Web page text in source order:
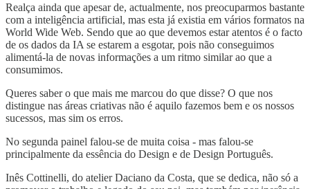
Realça ainda que apesar de, actualmente, nos preocuparmos bastante
com a inteligência artificial, mas esta já existia em vários formatos na
World Wide Web. Sendo que ao que devemos estar atentos é o facto
de os dados da IA se estarem a esgotar, pois não conseguimos
alimentá-la de novas informações a um ritmo similar ao que a
consumimos.
Queres saber o que mais me marcou do que disse? O que nos
distingue nas áreas criativas não é aquilo fazemos bem e os nossos
sucessos, mas sim os erros.
No segunda painel falou-se de muita coisa - mas falou-se
principalmente da essência do Design e de Design Português.
Inês Cottinelli, do atelier Daciano da Costa, que se dedica, não só a